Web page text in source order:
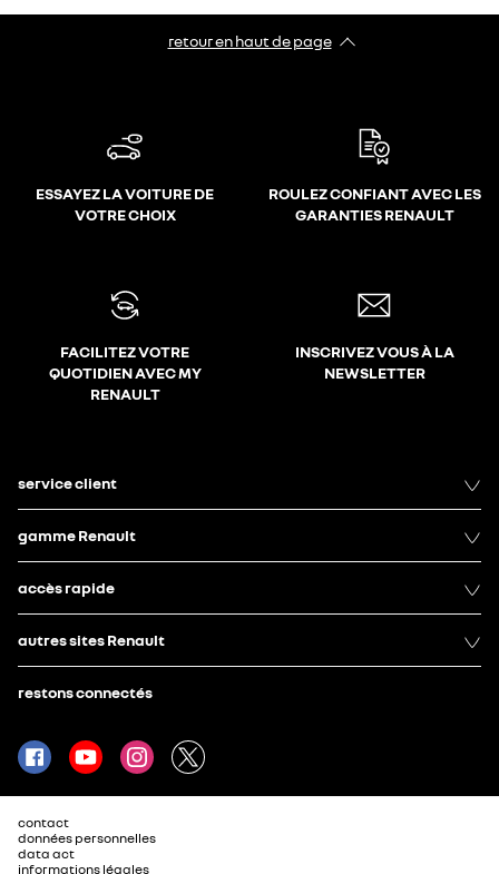
retour en haut de page​
ESSAYEZ LA VOITURE DE
VOTRE CHOIX
ROULEZ CONFIANT AVEC LES
GARANTIES RENAULT
FACILITEZ VOTRE
QUOTIDIEN AVEC MY
RENAULT
INSCRIVEZ VOUS À LA
NEWSLETTER
service client
gamme Renault
accès rapide
autres sites Renault
restons connectés
contact
données personnelles
data act
informations légales